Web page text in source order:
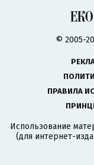
© 2005-
ПРАВИЛА
Использование
(для интернет-